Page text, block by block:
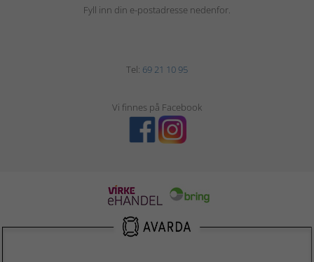
Fyll inn din e-postadresse nedenfor.
Tel: 69 21 10 95
Vi finnes på Facebook